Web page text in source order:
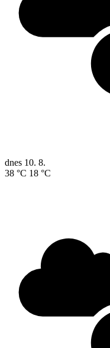
dnes 10. 8.
38 °C 18 °C